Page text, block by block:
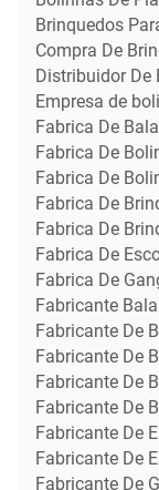
Brinquedos
Compra De
Distribuidor De
Empresa de
Fabrica De
Fabrica De
Fabrica De
Fabrica De
Fabrica De
Fabrica De
Fabrica De
Fabricante
Fabricante De
Fabricante De
Fabricante De
Fabricante De
Fabricante De
Fabricante De
Fabricante De